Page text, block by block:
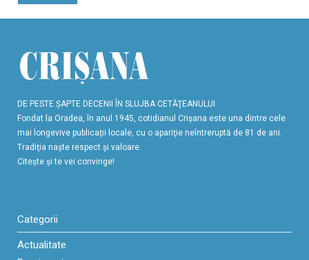
DE PESTE ŞAPTE DECENII ÎN SLUJBA CETĂŢEANULUI
Fondat la Oradea, în anul 1945, cotidianul Crişana este una dintre cele
mai longevive publicaţii locale, cu o apariţie neîntreruptă de 81 de ani.
Tradiţia naşte respect şi valoare.
Citeşte şi te vei convinge!
Categorii
Actualitate